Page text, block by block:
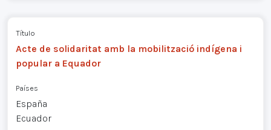
Título
Acte de solidaritat amb la mobilització indígena i
popular a Equador
Países
España
Ecuador